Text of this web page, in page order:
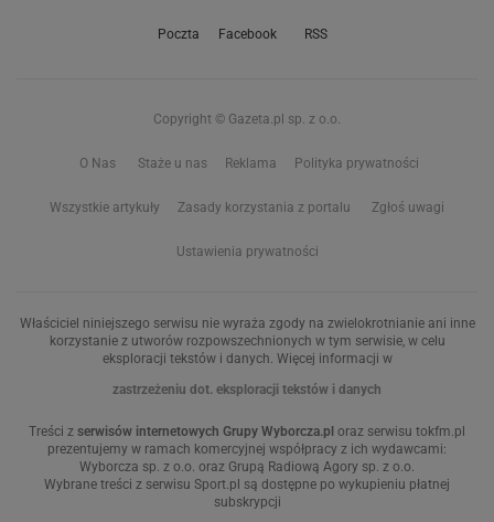
Poczta Facebook RSS
Copyright © Gazeta.pl sp. z o.o.
O Nas Staże u nas Reklama Polityka prywatności
Wszystkie artykuły Zasady korzystania z portalu Zgłoś uwagi
Ustawienia prywatności
Właściciel niniejszego serwisu nie wyraża zgody na zwielokrotnianie ani inne
korzystanie z utworów rozpowszechnionych w tym serwisie, w celu
eksploracji tekstów i danych. Więcej informacji w
zastrzeżeniu dot. eksploracji tekstów i danych
Treści z serwisów internetowych Grupy Wyborcza.pl oraz serwisu tokfm.pl
prezentujemy w ramach komercyjnej współpracy z ich wydawcami:
Wyborcza sp. z o.o. oraz Grupą Radiową Agory sp. z o.o.
Wybrane treści z serwisu Sport.pl są dostępne po wykupieniu płatnej
subskrypcji